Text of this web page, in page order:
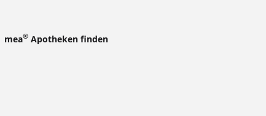
mea®Apotheken finden